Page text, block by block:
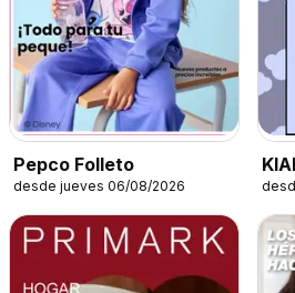
Pepco Folleto
desde jueves 06/08/2026